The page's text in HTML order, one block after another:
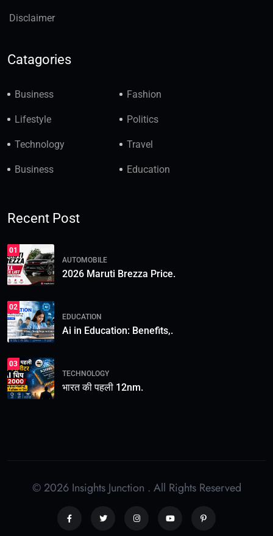
Disclaimer
Catagories
Business Fashion
Lifestyle Politics
Technology Travel
Business Education
Recent Post
01
AUTOMOBILE
2026 Maruti Brezza Price.
02
EDUCATION
Ai in Education: Benefits,.
03
TECHNOLOGY
भारत की पहली 12nm.
© 2026 Insights Junction . All Rights Reserved